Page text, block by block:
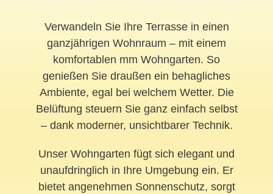
Verwandeln Sie Ihre Terrasse in einen
ganzjährigen Wohnraum – mit einem
komfortablen mm Wohngarten. So
genießen Sie draußen ein behagliches
Ambiente, egal bei welchem Wetter. Die
Belüftung steuern Sie ganz einfach selbst
– dank moderner, unsichtbarer Technik.
Unser Wohngarten fügt sich elegant und
unaufdringlich in Ihre Umgebung ein. Er
bietet angenehmen Sonnenschutz, sorgt